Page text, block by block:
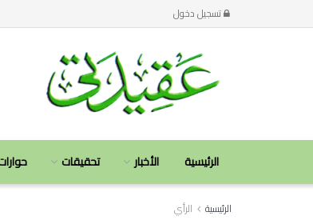
تسجيل دخول
الرئيسية الأخبار تحقيقات
الرئيسية الرأي